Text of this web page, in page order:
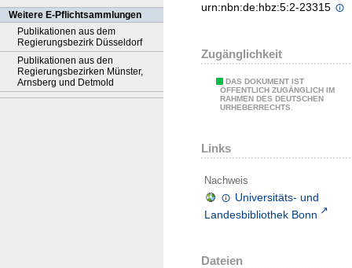
Weitere E-Pflichtsammlungen
Publikationen aus dem
Regierungsbezirk Düsseldorf
Publikationen aus den
Regierungsbezirken Münster,
Arnsberg und Detmold
urn:nbn:de:hbz:5:2-23315
Zugänglichkeit
DAS DOKUMENT IST
ÖFFENTLICH ZUGÄNGLICH IM
RAHMEN DES DEUTSCHEN
URHEBERRECHTS.
Links
Nachweis
Universitäts- und
Landesbibliothek Bonn
Dateien